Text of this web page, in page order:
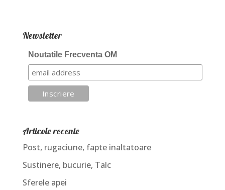
Newsletter
Noutatile Frecventa OM
Articole recente
Post, rugaciune, fapte inaltatoare
Sustinere, bucurie, Talc
Sferele apei